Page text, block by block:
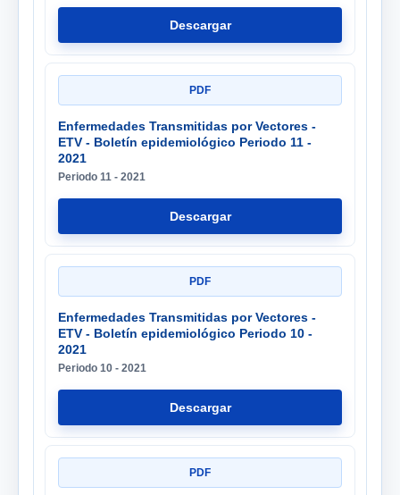
Descargar
PDF
Enfermedades Transmitidas por Vectores -
ETV - Boletín epidemiológico Periodo 11 -
2021
Periodo 11 - 2021
Descargar
PDF
Enfermedades Transmitidas por Vectores -
ETV - Boletín epidemiológico Periodo 10 -
2021
Periodo 10 - 2021
Descargar
PDF